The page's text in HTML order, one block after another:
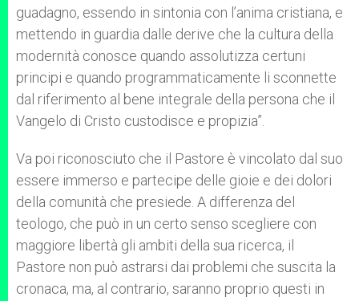
guadagno, essendo in sintonia con l’anima cristiana, e
mettendo in guardia dalle derive che la cultura della
modernità conosce quando assolutizza certuni
principi e quando programmaticamente li sconnette
dal riferimento al bene integrale della persona che il
Vangelo di Cristo custodisce e propizia”.
Va poi riconosciuto che il Pastore è vincolato dal suo
essere immerso e partecipe delle gioie e dei dolori
della comunità che presiede. A differenza del
teologo, che può in un certo senso scegliere con
maggiore libertà gli ambiti della sua ricerca, il
Pastore non può astrarsi dai problemi che suscita la
cronaca, ma, al contrario, saranno proprio questi in